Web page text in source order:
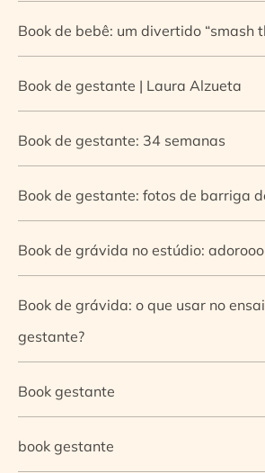
Book de bebê: um divertido “smash
Book de gestante | Laura Alzueta
Book de gestante: 34 semanas
Book de gestante: fotos de barriga
Book de grávida no estúdio:
Book de grávida: o que usar no
gestante?
Book gestante
book gestante